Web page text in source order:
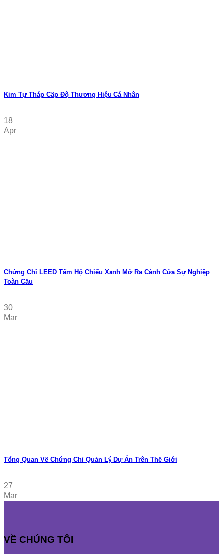
Kim Tự Tháp Cấp Độ Thương Hiệu Cá Nhân
18
Apr
Chứng Chỉ LEED Tấm Hộ Chiếu Xanh Mở Ra Cánh Cửa Sự Nghiệp
Toàn Cầu
30
Mar
Tổng Quan Về Chứng Chỉ Quản Lý Dự Án Trên Thế Giới
27
Mar
VỀ CHÚNG TÔI